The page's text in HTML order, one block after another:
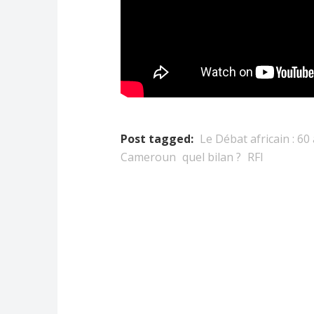
Post tagged: Le Débat africain :
Cameroun quel bilan ? RFI